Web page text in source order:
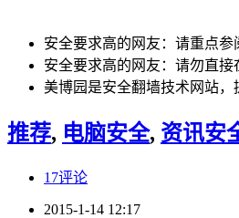
安全要求高的网友：请重点参
安全要求高的网友：请勿直
美博园是安全翻墙技术网站
推荐, 电脑安全, 资讯安
17评论
2015-1-14 12:17